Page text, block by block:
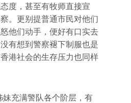
度，甚至有牧师直接宣
。更别提普通市民对他们
他们动手，便好有口实去
有想到警察褪下制服也是
港社会的生存压力也同样
妹充满警队各个阶层，有